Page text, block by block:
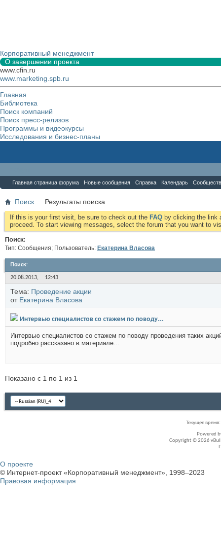
Корпоративный менеджмент
О завершении проекта
www.cfin.ru
www.marketing.spb.ru
Главная
Библиотека
Поиск компаний
Поиск пресс-релизов
Программы и видеокурсы
Исследования и бизнес-планы
Главная страница форума Новые сообщения Справка Календарь
Поиск Результаты поиска
If this is your first visit, be sure to check out the FAQ by clicking the link
proceed. To start viewing messages, select the forum that you want to
Поиск:
Тип: Сообщения; Пользователь: Екатерина Власова
Поиск:
20.08.2013, 12:43
Тема: Проведение акции
от Екатерина Власова
Интервью специалистов со стажем по поводу...
Интервью специалистов со стажем по поводу проведения таких
подробно рассказано в материале...
Показано с 1 по 1 из 1
Текущее время:
Powered
Copyright © 2026
О проекте
© Интернет-проект «Корпоративный менеджмент», 1998–2023
Правовая информация